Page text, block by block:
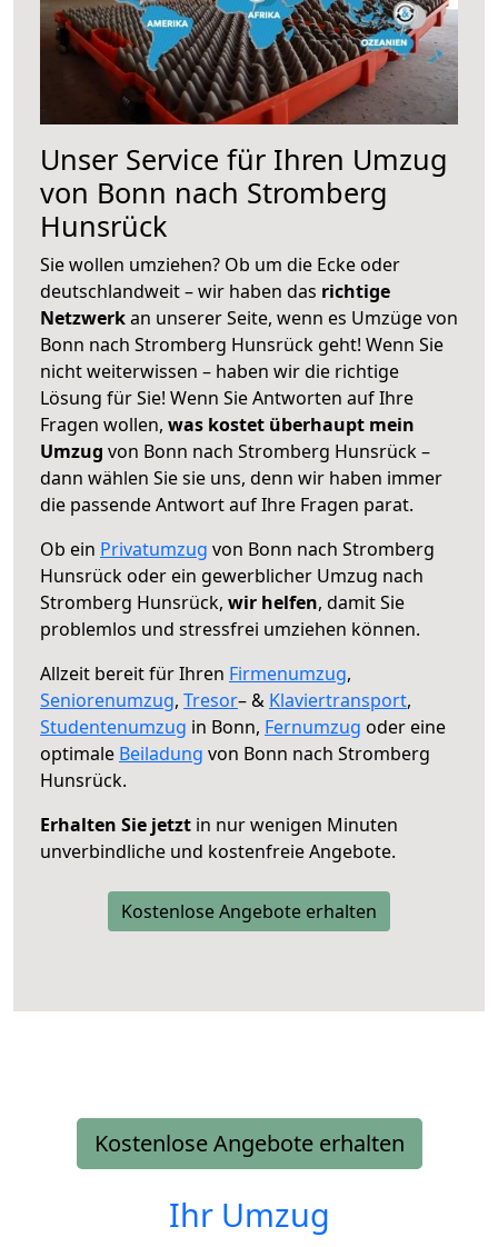
Unser Service für Ihren Umzug
von Bonn nach Stromberg
Hunsrück
Sie wollen umziehen? Ob um die Ecke oder
deutschlandweit – wir haben das richtige
Netzwerkan unserer Seite, wenn es Umzüge von
Bonn nach Stromberg Hunsrück geht! Wenn Sie
nicht weiterwissen – haben wir die richtige
Lösung für Sie! Wenn Sie Antworten auf Ihre
Fragen wollen, was kostet überhaupt mein
Umzug von Bonn nach Stromberg Hunsrück –
dann wählen Sie sie uns, denn wir haben immer
die passende Antwort auf Ihre Fragen parat.
Ob ein Privatumzug von Bonn nach Stromberg
Hunsrück oder ein gewerblicher Umzug nach
Stromberg Hunsrück, wir helfen, damit Sie
problemlos und stressfrei umziehen können.
Allzeit bereit für Ihren Firmenumzug,
Seniorenumzug, Tresor– & Klaviertransport,
Studentenumzug in Bonn, Fernumzug oder eine
optimale Beiladung von Bonn nach Stromberg
Hunsrück.
Erhalten Sie jetzt in nur wenigen Minuten
unverbindliche und kostenfreie Angebote.
Kostenlose Angebote erhalten
Kostenlose Angebote erhalten
Ihr Umzug